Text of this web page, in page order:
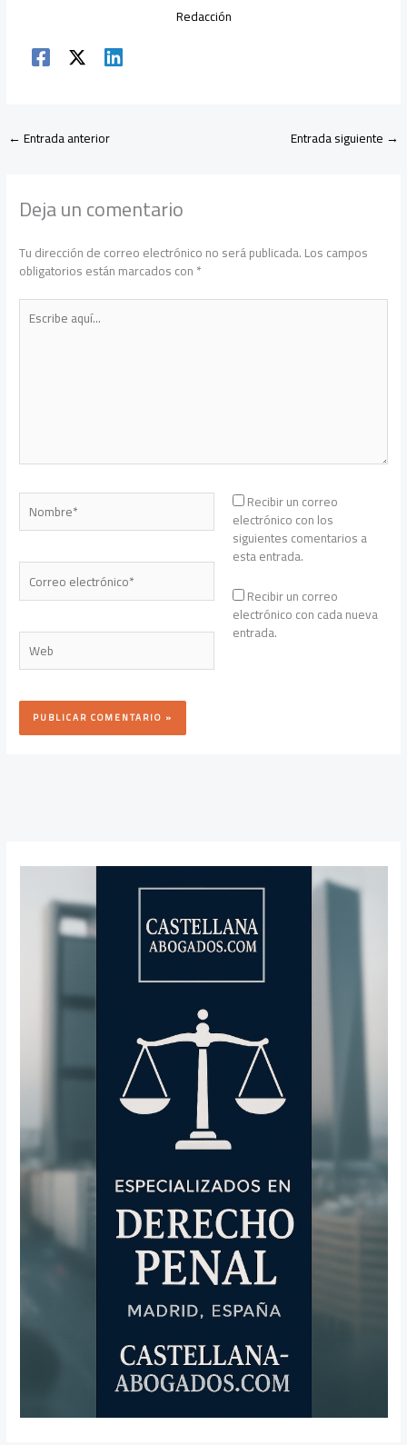
Redacción
←Entrada anterior Entrada siguiente →
Deja un comentario
Tu dirección de correo electrónico no será publicada.Los campos
obligatorios están marcados con*
Escribe
aquí...
Nombre*
Correo
electrónico*
Web
Recibir un correo
electrónico con los
siguientes comentarios a
esta entrada.
Recibir un correo
electrónico con cada nueva
entrada.